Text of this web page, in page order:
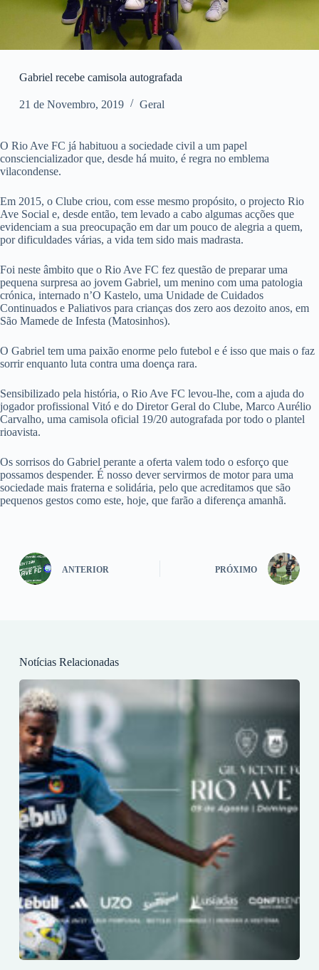
Gabriel recebe camisola autografada
21 de Novembro, 2019 Geral
O Rio Ave FC já habituou a sociedade civil a um papel
consciencializador que, desde há muito, é regra no emblema
vilacondense.
Em 2015, o Clube criou, com esse mesmo propósito, o projecto Rio
Ave Social e, desde então, tem levado a cabo algumas acções que
evidenciam a sua preocupação em dar um pouco de alegria a quem,
por dificuldades várias, a vida tem sido mais madrasta.
Foi neste âmbito que o Rio Ave FC fez questão de preparar uma
pequena surpresa ao jovem Gabriel, um menino com uma patologia
crónica, internado n’O Kastelo, uma Unidade de Cuidados
Continuados e Paliativos para crianças dos zero aos dezoito anos, em
São Mamede de Infesta (Matosinhos).
O Gabriel tem uma paixão enorme pelo futebol e é isso que mais o faz
sorrir enquanto luta contra uma doença rara.
Sensibilizado pela história, o Rio Ave FC levou-lhe, com a ajuda do
jogador profissional Vitó e do Diretor Geral do Clube, Marco Aurélio
Carvalho, uma camisola oficial 19/20 autografada por todo o plantel
rioavista.
Os sorrisos do Gabriel perante a oferta valem todo o esforço que
possamos despender. É nosso dever servirmos de motor para uma
sociedade mais fraterna e solidária, pelo que acreditamos que são
pequenos gestos como este, hoje, que farão a diferença amanhã.
ANTERIOR PRÓXIMO
Notícias Relacionadas